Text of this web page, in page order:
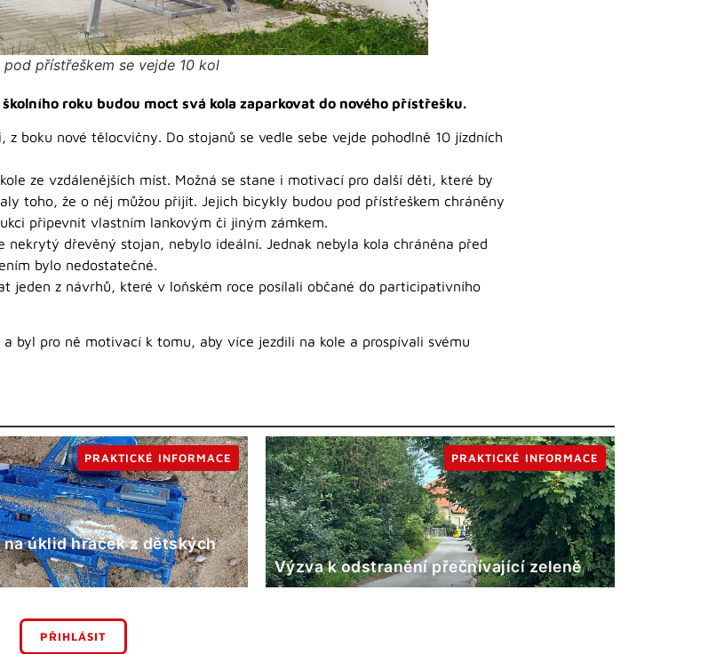
pod přístřeškem se vejde 10 kol
roku budou moct svá kola zaparkovat do nového přístřešku.
boku nové tělocvičny. Do stojanů se vedle sebe vejde pohodlně 10 jízdních
ze vzdálenějších míst. Možná se stane i motivací pro další děti, které by
toho, že o něj můžou přijít. Jejich bicykly budou pod přístřeškem chráněny
připevnit vlastním lankovým či jiným zámkem.
nekrytý dřevěný stojan, nebylo ideální. Jednak nebyla kola chráněna před
bylo nedostatečné.
jeden z návrhů, které v loňském roce posílali občané do participativního
byl pro ně motivací k tomu, aby více jezdili na kole a prospívali svému
úklid hraček z dětských
PRAKTICKÉ INFORMACE
Výzva k odstranění přečnívající zeleně
PRAKTICKÉ INFORMACE
PŘIHLÁSIT